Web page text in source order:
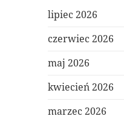
lipiec 2026
czerwiec 2026
maj 2026
kwiecień 2026
marzec 2026